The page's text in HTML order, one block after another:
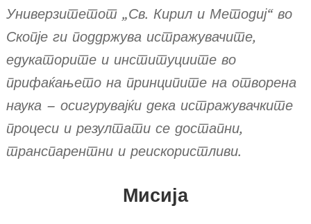
Универзитетот „Св. Кирил и Методиј“ во
Скопје ги поддржува истражувачите,
едукаторите и институциите во
прифаќањето на принципите на отворена
наука – осигурувајќи дека истражувачките
процеси и резултати се достапни,
транспарентни и реискористливи.
Мисија